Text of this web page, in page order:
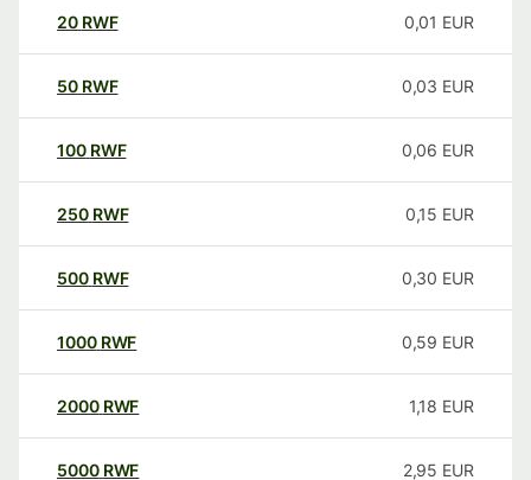
20 RWF 0,01 EUR
50 RWF 0,03 EUR
100 RWF 0,06 EUR
250 RWF 0,15 EUR
500 RWF 0,30 EUR
1000 RWF 0,59 EUR
2000 RWF 1,18 EUR
5000 RWF 2,95 EUR